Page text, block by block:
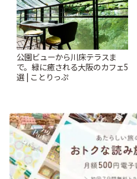
公園ビューから川床テラスま
で。緑に癒される大阪のカフェ5
選 | ことりっぷ